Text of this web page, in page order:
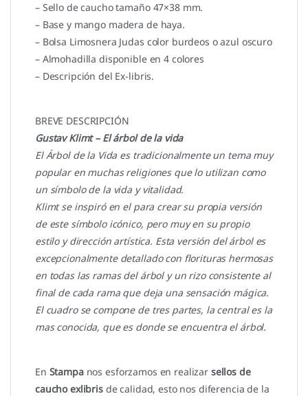
– Sello de caucho tamaño 47×38 mm.
– Base y mango madera de haya.
– Bolsa Limosnera Judas color burdeos o azul oscuro
– Almohadilla disponible en 4 colores
– Descripción del Ex-libris.
BREVE DESCRIPCIÓN
Gustav Klimt – El árbol de la vida
El Árbol de la Vida es tradicionalmente un tema muy
popular en muchas religiones que lo utilizan como
un símbolo de la vida y vitalidad.
Klimt se inspiró en el para crear su propia versión
de este símbolo icónico, pero muy en su propio
estilo y dirección artística. Esta versión del árbol es
excepcionalmente detallado con florituras hermosas
en todas las ramas del árbol y un rizo consistente al
final de cada rama que deja una sensación mágica.
El cuadro se compone de tres partes, la central es la
mas conocida, que es donde se encuentra el árbol.
En Stampanos esforzamos en realizar sellos de
caucho exlibrisde calidad, esto nos diferencia de la